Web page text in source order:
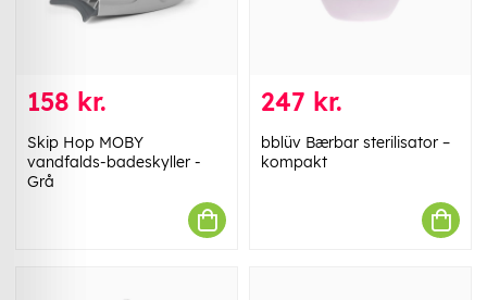
158 kr.
Skip Hop MOBY
vandfalds-badeskyller -
Grå
247 kr.
bblüv Bærbar sterilisator –
kompakt